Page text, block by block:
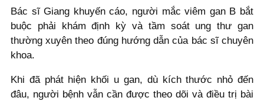
Bác sĩ Giang khuyến cáo, người mắc viêm gan B bắt
buộc phải khám định kỳ và tầm soát ung thư gan
thường xuyên theo đúng hướng dẫn của bác sĩ chuyên
khoa.
Khi đã phát hiện khối u gan, dù kích thước nhỏ đến
đâu, người bệnh vẫn cần được theo dõi và điều trị bài